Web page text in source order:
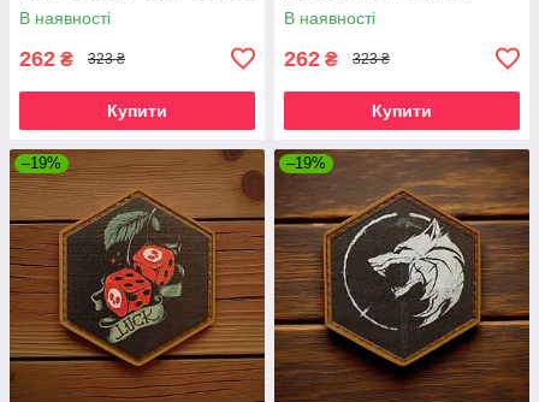
В наявності
262 ₴ 323 ₴
Купити
В наявності
262 ₴ 323 ₴
Купити
–19% –19%